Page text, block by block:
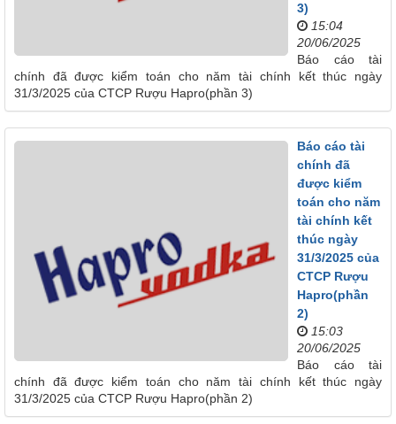
3)
15:04
20/06/2025
Báo cáo tài
chính đã được kiểm toán cho năm tài chính kết thúc ngày
31/3/2025 của CTCP Rượu Hapro(phần 3)
Báo cáo tài
chính đã
được kiểm
toán cho năm
tài chính kết
thúc ngày
31/3/2025 của
CTCP Rượu
Hapro(phần
2)
15:03
20/06/2025
Báo cáo tài
chính đã được kiểm toán cho năm tài chính kết thúc ngày
31/3/2025 của CTCP Rượu Hapro(phần 2)